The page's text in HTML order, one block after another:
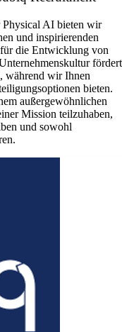
AI bieten wir
und inspirierenden
die Entwicklung von
fördert
während wir Ihnen
bieten.
außergewöhnlichen
Mission teilzuhaben,
und sowohl